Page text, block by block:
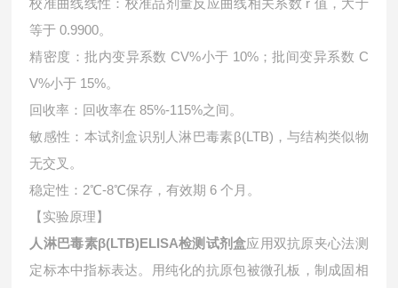
校准曲线线性：校准品剂量反应曲线相关系数 r 值，大于
等于 0.9900。
精密度：批内变异系数 CV%小于 10%；批间变异系数 C
V%小于 15%。
回收率：回收率在 85%-115%之间。
敏感性：本试剂盒识别人淋巴毒素β(LTB)，与结构类似物
无交叉。
稳定性：2℃-8℃保存，有效期 6 个月。
【实验原理】
人淋巴毒素β(LTB)ELISA检测试剂盒应用双抗原夹心法测
定标本中指标表达。用纯化的抗原包被微孔板，制成固相